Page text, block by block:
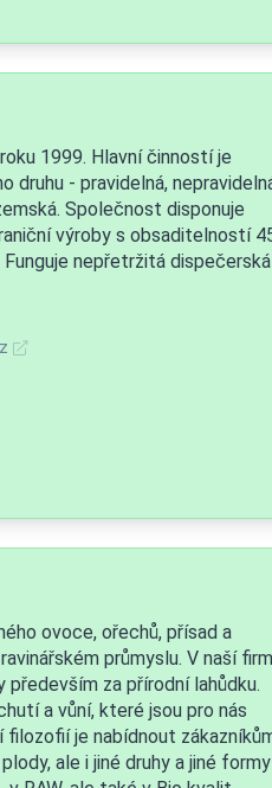
1999. Hlavní činností je
druhu - pravidelná,
Společnost disponuje
výroby s obsaditelností
nepřetržitá dispečerská
ovoce, ořechů, přísad a
průmyslu. V naší
především za přírodní lahůdku.
a vůní, které jsou pro nás
filozofií je nabídnout
ale i jiné druhy a jiné formy